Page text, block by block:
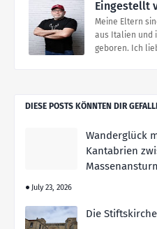
Eingestellt
Meine Eltern
aus Italien und
geboren. Ich
DIESE POSTS KÖNNTEN DIR
Wanderglück
Kantabrien
July 23, 2026
Die